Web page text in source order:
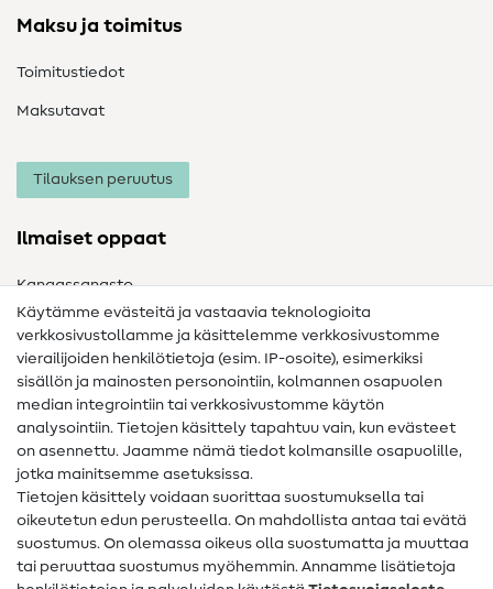
Maksu ja toimitus
Toimitustiedot
Maksutavat
Tilauksen peruutus
Ilmaiset oppaat
Kangassanasto
Ompelusanasto
Ompeluohjeet
Apua ja yhteystiedot
Yhteystiedot
Tietoa omistajanvaihdoksesta
Peruutusoikeus
Käytämme evästeitä ja vastaavia teknologioita
verkkosivustollamme ja käsittelemme verkkosivustomme
vierailijoiden henkilötietoja (esim. IP-osoite), esimerkiksi
sisällön ja mainosten personointiin, kolmannen osapuolen
median integrointiin tai verkkosivustomme käytön
analysointiin. Tietojen käsittely tapahtuu vain, kun evästeet
on asennettu. Jaamme nämä tiedot kolmansille osapuolille,
jotka mainitsemme asetuksissa.
Tietojen käsittely voidaan suorittaa suostumuksella tai
oikeutetun edun perusteella. On mahdollista antaa tai evätä
suostumus. On olemassa oikeus olla suostumatta ja muuttaa
tai peruuttaa suostumus myöhemmin. Annamme lisätietoja